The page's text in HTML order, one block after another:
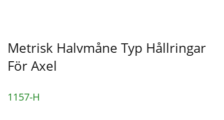
Metrisk Halvmåne Typ Hållringar
För Axel
1157-H